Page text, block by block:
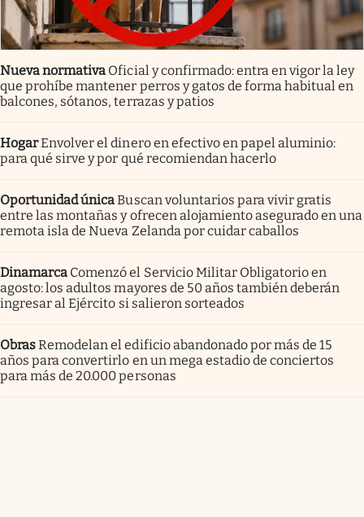
Nueva normativa Oficial y confirmado: entra en vigor la ley
que prohíbe mantener perros y gatos de forma habitual en
balcones, sótanos, terrazas y patios
HogarEnvolver el dinero en efectivo en papel aluminio:
para qué sirve y por qué recomiendan hacerlo
Oportunidad únicaBuscan voluntarios para vivir gratis
entre las montañas y ofrecen alojamiento asegurado en una
remota isla de Nueva Zelanda por cuidar caballos
Dinamarca Comenzó el Servicio Militar Obligatorio en
agosto: los adultos mayores de 50 años también deberán
ingresar al Ejército si salieron sorteados
ObrasRemodelan el edificio abandonado por más de 15
años para convertirlo en un mega estadio de conciertos
para más de 20.000 personas